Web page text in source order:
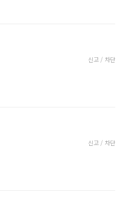
신고 / 차단
신고 / 차단